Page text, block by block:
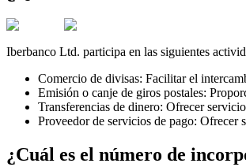
Iberbanco Ltd. participa en las siguientes
Comercio de divisas: Facilitar el
Emisión o canje de giros postales:
Transferencias de dinero: Ofrecer
Proveedor de servicios de pago: Ofrecer
¿Cuál es el número de